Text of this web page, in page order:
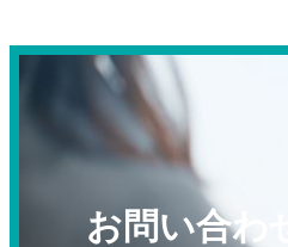
お問い合わせ